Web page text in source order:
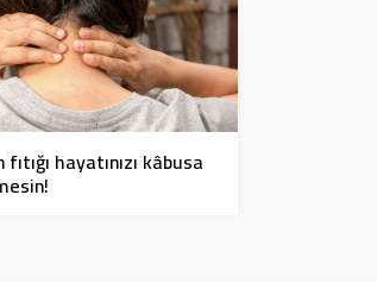
hayatınızı kâbusa